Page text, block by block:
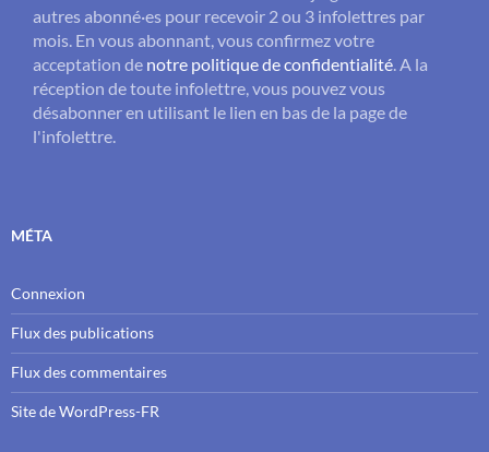
autres abonné·es pour recevoir 2 ou 3 infolettres par
mois. En vous abonnant, vous confirmez votre
acceptation de notre politique de confidentialité. A la
réception de toute infolettre, vous pouvez vous
désabonner en utilisant le lien en bas de la page de
l'infolettre.
MÉTA
Connexion
Flux des publications
Flux des commentaires
Site de WordPress-FR